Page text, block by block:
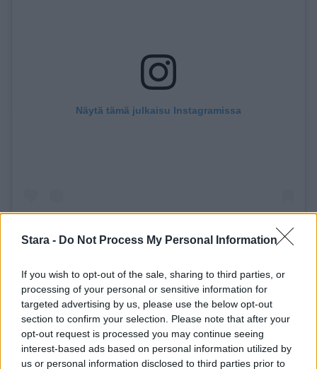
Stara - Do Not Process My Personal Information
If you wish to opt-out of the sale, sharing to third parties, or
processing of your personal or sensitive information for
targeted advertising by us, please use the below opt-out
section to confirm your selection. Please note that after your
opt-out request is processed you may continue seeing
interest-based ads based on personal information utilized by
us or personal information disclosed to third parties prior to
Näytä tämä julkaisu Instagramissa